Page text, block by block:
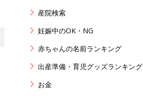
産院検索
妊娠中のOK・NG
赤ちゃんの名前ランキング
出産準備・育児グッズランキング
お金